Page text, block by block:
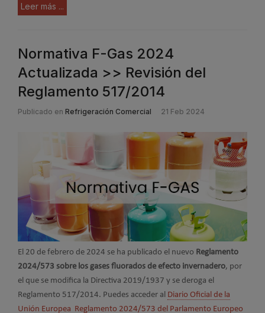
Leer más ...
Normativa F-Gas 2024
Actualizada >> Revisión del
Reglamento 517/2014
Publicado en Refrigeración Comercial 21 Feb 2024
El 20 de febrero de 2024 se ha publicado el nuevo Reglamento
2024/573 sobre los gases fluorados de efecto invernadero, por
el que se modifica la Directiva 2019/1937 y se deroga el
Reglamento 517/2014. Puedes acceder al Diario Oficial de la
Unión Europea Reglamento 2024/573 del Parlamento Europeo